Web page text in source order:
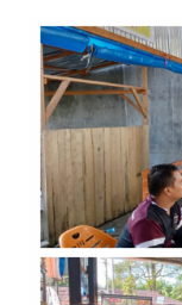
HUKRIM
OPINI
PERISTIWA
Informasi
INDEKS